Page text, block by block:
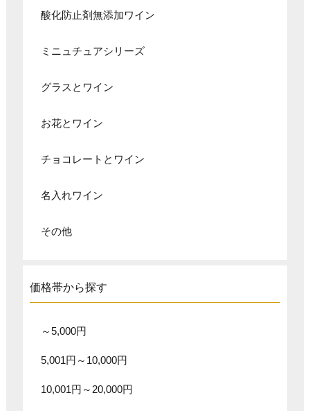
酸化防止剤無添加ワイン
ミニュチュアシリーズ
グラスとワイン
お花とワイン
チョコレートとワイン
名入れワイン
その他
価格帯から探す
～5,000円
5,001円～10,000円
10,001円～20,000円